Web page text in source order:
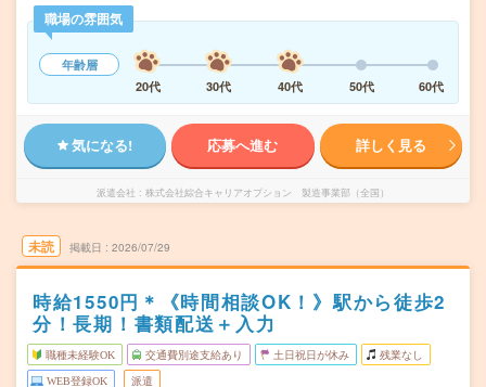
職場の雰囲気
年齢層
20代
30代 40代 50代 60代
気になる! 応募へ進む 詳しく見る
派遣会社 株式会社綜合キャリアオプション 製造事業部（全国）
未読 掲載日 2026/07/29
時給1550円＊《時間相談OK！》駅から徒歩2
分！長期！書類配送＋入力
職種未経験OK 交通費別途支給あり 土日祝日が休み 残業なし
WEB登録OK 派遣